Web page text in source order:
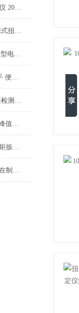
20牛米数字式扭力扳手校验仪 20NM电子扭力扳手标定仪厂家
专业扭力扳手标定设备 便携式扭力扳手校验器 扭力扳手标定仪带打印功能
5KN小体积微型拉压力计,微型电子式测拉压力计,外置超薄数显式压力计
60NM手持电子数显扭力扳手 便携数字显示扭矩扳手厂家
100N.m以内的钢筋机械连接检测套筒扭力扳手国产品牌
SGSX-100阀门扭力测试仪_峰值显示0-100N.m阀门扭力测试仪
100Nm数显式脚手架扣件扭矩扳手 脚手架安装力矩检测扳手
数显扭矩扳手和扭力放大器在制造行业中的重要性如何体现？